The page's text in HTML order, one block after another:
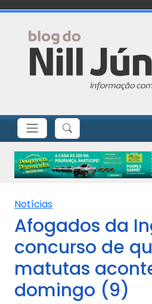
Notícias
Afogados da
concurso de
matutas
domingo (9)